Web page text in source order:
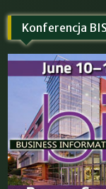
Konferencja